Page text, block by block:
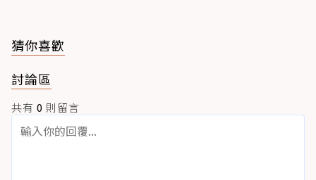
猜你喜歡
討論區
共有 0 則留言